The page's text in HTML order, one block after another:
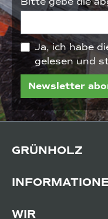
Ja, ich habe
gelesen und
Newsletter
GRÜNHOLZ
WIR